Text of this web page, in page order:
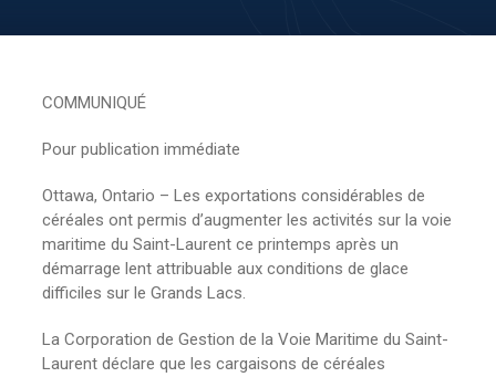
COMMUNIQUÉ
Pour publication immédiate
Ottawa, Ontario – Les exportations considérables de
céréales ont permis d’augmenter les activités sur la voie
maritime du Saint-Laurent ce printemps après un
démarrage lent attribuable aux conditions de glace
difficiles sur le Grands Lacs.
La Corporation de Gestion de la Voie Maritime du Saint-
Laurent déclare que les cargaisons de céréales